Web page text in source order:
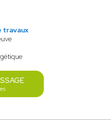
travaux